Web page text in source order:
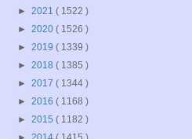
► 2021 ( 1522 )
► 2020 ( 1526 )
► 2019 ( 1339 )
► 2018 ( 1385 )
► 2017 ( 1344 )
► 2016 ( 1168 )
► 2015 ( 1182 )